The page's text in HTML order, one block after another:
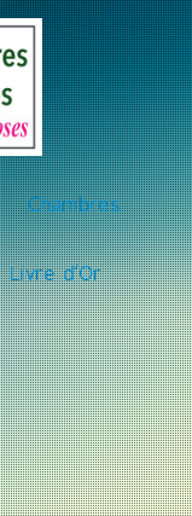
Chambres
Livre d'Or